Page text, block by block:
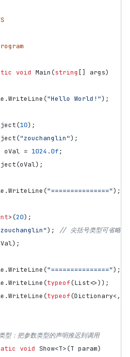
void Main (string [] args)
.WriteLine ("Hello World!");
(10);
("zouchanglin");
oVal = 1024.0f ;
(oVal);
.WriteLine ("===============");
>(20);
);
// 尖括号类型可省略
);
.WriteLine ("===============");
.WriteLine (typeof(List<>));
.WriteLine (typeof(Dictionary
：把参数类型的声明推迟到调用
void Show<T>(T param)